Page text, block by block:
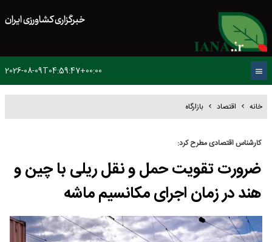
خبرگزاری کشاورزی ایران
2026-08-09T04:59:47+00:00
خانه اقتصاد بازارگاه
کارشناس اقتصادی مطرح کرد:
ضرورت تقویت حمل و نقل ریلی با چین و
هند در زمان اجرای مکانسیم ماشه